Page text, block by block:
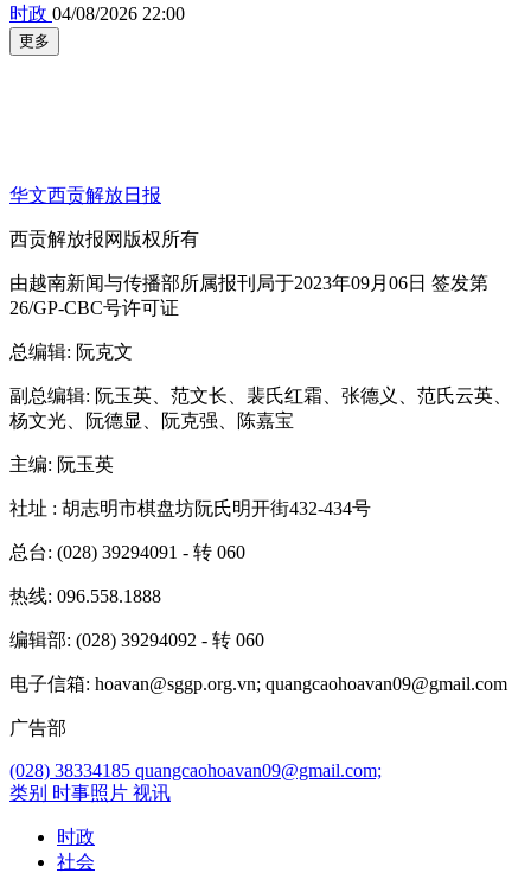
时政 04/08/2026 22:00
更多
华文西贡解放日报
西贡解放报网版权所有
由越南新闻与传播部所属报刊局于2023年09月06日 签发第
26/GP-CBC号许可证
总编辑: 阮克文
副总编辑: 阮玉英、范文长、裴氏红霜、张德义、范氏云英、
杨文光、阮德显、阮克强、陈嘉宝
主编: 阮玉英
社址 : 胡志明市棋盘坊阮氏明开街432-434号
总台: (028) 39294091 - 转 060
热线: 096.558.1888
编辑部: (028) 39294092 - 转 060
电子信箱: hoavan@sggp.org.vn; quangcaohoavan09@gmail.com
广告部
(028) 38334185 quangcaohoavan09@gmail.com;
类别 时事照片 视讯
时政
社会